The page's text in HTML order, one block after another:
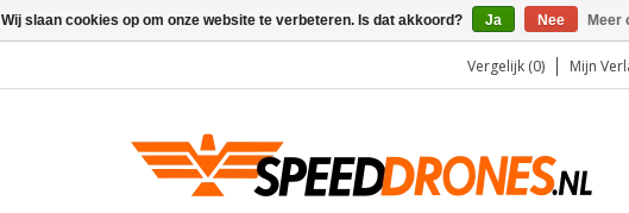
Vergelijk (0) Mijn
Wij slaan cookies op om onze website te verbeteren. Is dat akkoord? Ja Nee Meer